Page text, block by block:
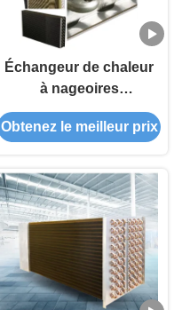
Échangeur de chaleur
à nageoires
personnalisable
Échangeur de chaleur
Obtenez le meilleur prix